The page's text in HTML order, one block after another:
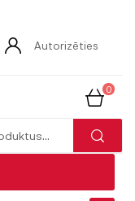
Autorizēties
0